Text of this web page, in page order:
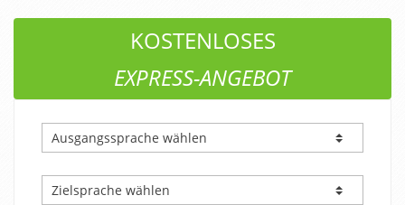
KOSTENLOSES
EXPRESS-ANGEBOT